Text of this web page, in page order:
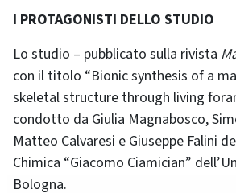
I PROTAGONISTI DELLO STUDIO
Lo studio – pubblicato sulla rivista
con il titolo “Bionic synthesis of a
skeletal structure through living
condotto da Giulia Magnabosco,
Matteo Calvaresi e Giuseppe Falini
Chimica “Giacomo Ciamician”
Bologna.